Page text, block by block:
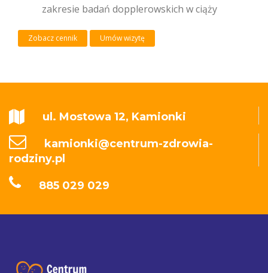
zakresie badań dopplerowskich w ciąży
Zobacz cennik Umów wizytę
ul. Mostowa 12, Kamionki
kamionki@centrum-zdrowia-
rodziny.pl
885 029 029